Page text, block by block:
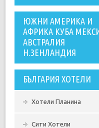
ЮЖНИ АМЕРИКА И
АФРИКА КУБА
АВСТРАЛИЯ
Н.ЗЕНЛАНДИЯ
БЪЛГАРИЯ ХОТЕЛИ
Хотели Планина
Сити Хотели